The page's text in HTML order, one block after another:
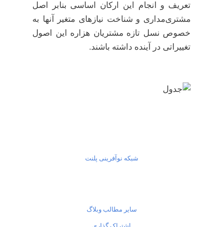
تعریف و انجام این ارکان اساسی بنابر اصل
مشتری‌مداری و شناخت نیازهای متغیر آنها به
خصوص نسل تازه مشتریان هزاره این اصول
تغییراتی در آینده داشته باشند.
شبکه نوآفرینی پلنت
سایر مطالب وبلاگ